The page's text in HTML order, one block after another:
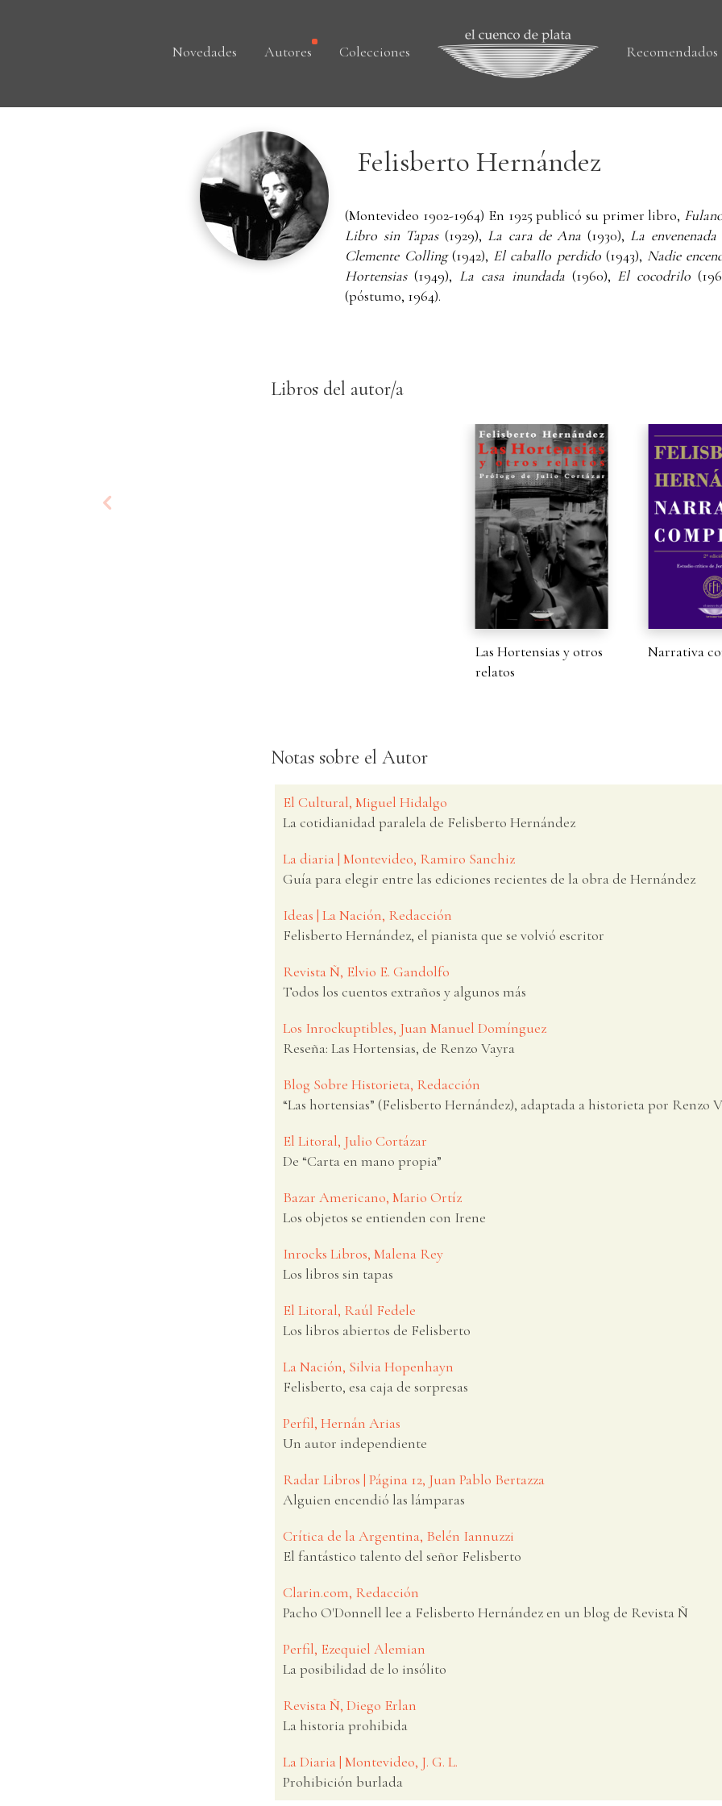
Novedades Autores Colecciones Recomendados
Felisberto Hernández
(Montevideo 1902-1964) En 1925 publicó su primer libro,
Libro sin Tapas(1929), La cara de Ana (1930), La envenenada
Clemente Colling(1942), El caballo perdido(1943), Nadie
Hortensias(1949), La casa inundada(1960), El cocodrilo
(póstumo, 1964).
Libros del autor/a
Las Hortensias y otros
relatos
Narrativa
Notas sobre el Autor
El Cultural, Miguel Hidalgo
La cotidianidad paralela de Felisberto Hernández
La diaria | Montevideo, Ramiro Sanchiz
Guía para elegir entre las ediciones recientes de la obra de Hernández
Ideas | La Nación, Redacción
Felisberto Hernández, el pianista que se volvió escritor
Revista Ñ, Elvio E. Gandolfo
Todos los cuentos extraños y algunos más
Los Inrockuptibles, Juan Manuel Domínguez
Reseña: Las Hortensias, de Renzo Vayra
Blog Sobre Historieta, Redacción
“Las hortensias” (Felisberto Hernández), adaptada a historieta por Renzo
El Litoral, Julio Cortázar
De “Carta en mano propia”
Bazar Americano, Mario Ortíz
Los objetos se entienden con Irene
Inrocks Libros, Malena Rey
Los libros sin tapas
El Litoral, Raúl Fedele
Los libros abiertos de Felisberto
La Nación, Silvia Hopenhayn
Felisberto, esa caja de sorpresas
Perfil, Hernán Arias
Un autor independiente
Radar Libros | Página 12, Juan Pablo Bertazza
Alguien encendió las lámparas
Crítica de la Argentina, Belén Iannuzzi
El fantástico talento del señor Felisberto
Clarin.com, Redacción
Pacho O'Donnell lee a Felisberto Hernández en un blog de Revista Ñ
Perfil, Ezequiel Alemian
La posibilidad de lo insólito
Revista Ñ, Diego Erlan
La historia prohibida
La Diaria | Montevideo, J. G. L.
Prohibición burlada